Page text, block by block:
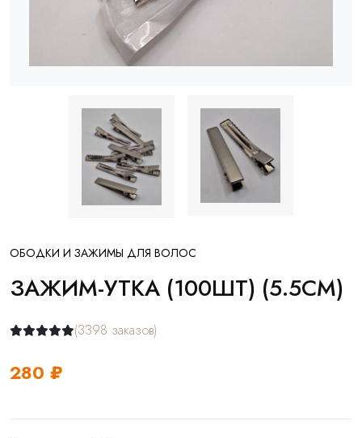
ОБОДКИ И ЗАЖИМЫ ДЛЯ ВОЛОС
ЗАЖИМ-УТКА (100ШТ) (5.5СМ)
(3398 заказов)
280 ₽